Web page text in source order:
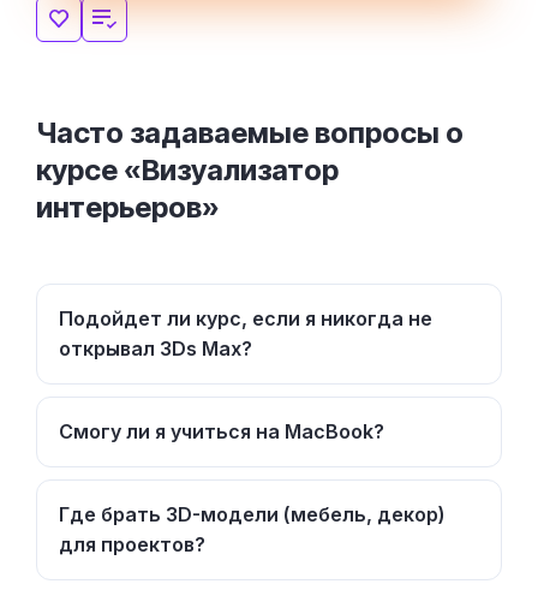
Часто задаваемые вопросы о
курсе «Визуализатор
интерьеров»
Подойдет ли курс, если я никогда не
открывал 3Ds Max?
Смогу ли я учиться на MacBook?
Где брать 3D-модели (мебель, декор)
для проектов?